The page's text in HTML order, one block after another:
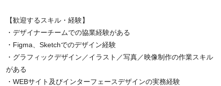
【歓迎するスキル・経験】
・デザイナーチームでの協業経験がある
・Figma、Sketchでのデザイン経験
・グラフィックデザイン／イラスト／写真／映像制作の作業スキル
がある
・WEBサイト及びインターフェースデザインの実務経験